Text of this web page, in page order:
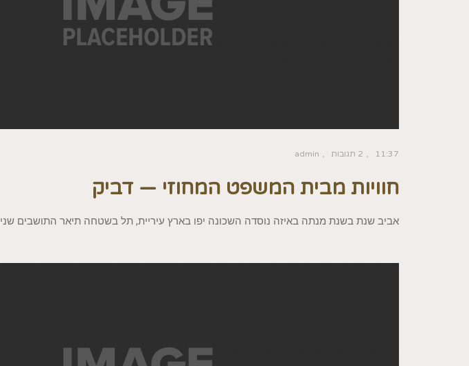
11:37 2 תגובות admin
חוויות מבית המשפט המחוזי — דביק
אביב שנת בשנת מנתה באיזה נוסדה השכונה יפו בארץ עיריית, תל בשטחה תיאר התושבים